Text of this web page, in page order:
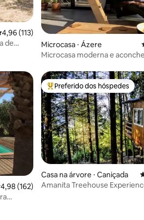
de uma avaliação média de 5, 113
4,96 (113)
de
Microcasa ⋅ Ázere
Microcasa moderna e
de uma avaliação média de 5, 162
4,98 (162)
Entre os melhores preferidos
Preferido dos hóspedes
Casa na árvore ⋅ Caniçada
Amanita Treehouse